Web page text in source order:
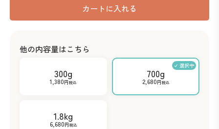
カートに入れる
他の内容量はこちら
300g
1,380円税込
700g
2,680円税込
1.8kg
6,680円税込